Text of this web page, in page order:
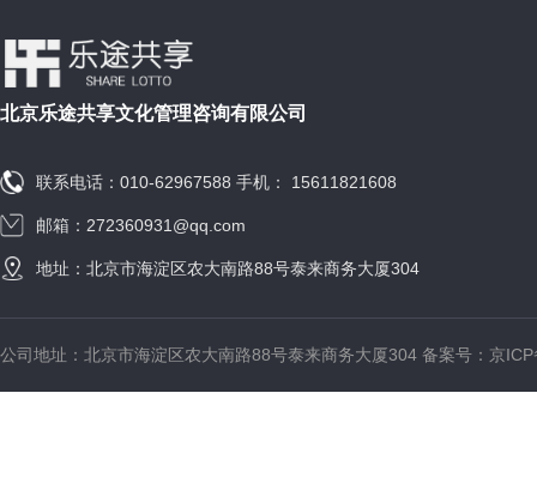
北京乐途共享文化管理咨询有限公司
联系电话：010-62967588 手机： 15611821608
邮箱：272360931@qq.com
地址：北京市海淀区农大南路88号泰来商务大厦304
公司地址：北京市海淀区农大南路88号泰来商务大厦304 备案号： 京